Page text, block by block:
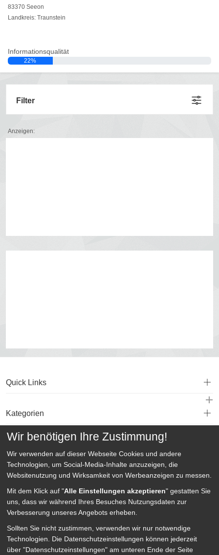
83370 Seeon
Landkreis: Traunstein
Informationsqualität
22%
Filter
Anzeigen:
Quick Links
Kategorien
Wir benötigen Ihre Zustimmung!
Wir verwenden auf dieser Webseite Cookies und andere
Technologien, um Social-Media-Inhalte anzuzeigen, die
Websitenutzung und Wirksamkeit von Werbeanzeigen zu messen.
Mit dem Klick auf "Alle Einstellungen akzeptieren" gestatten Sie
uns, dass wir während Ihres Besuches Nutzungsdaten zur
Verbesserung unseres Angebots erheben.
Sollten Sie nicht zustimmen, verwenden wir nur notwendige
Technologien.
Die Datenschutzeinstellungen können jederzeit
über "Datenschutzeinstellungen" am unteren Ende der Seite